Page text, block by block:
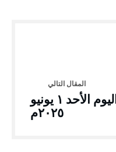
عناوين أهم الأخبار اليوم الأحد ١ يونيو
٢٠٢٥م